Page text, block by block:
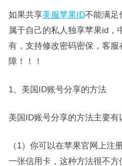
如果共享美服苹果ID不能满足
属于自己的私人独享苹果id，
有，支持修改密码密保，客
障！！！
1、美国ID账号分享的方法
美国ID账号分享的方法主要有
（1）你可以在苹果官网上注
一张信用卡，这种方法很不方